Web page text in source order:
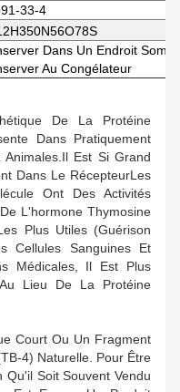
33-4
Dans Un Endroit
Au Congélateur
De La Protéine
Dans Pratiquement
Est Si Grand
Dans Le RécepteurLes
Ont Des Activités
L'hormone Thymosine
Plus Utiles (guérison
Cellules Sanguines Et
Médicales, Il Est Plus
Lieu De La Protéine
Court Ou Un Fragment
4) Naturelle. Pour Être
Qu'il Soit Souvent Vendu